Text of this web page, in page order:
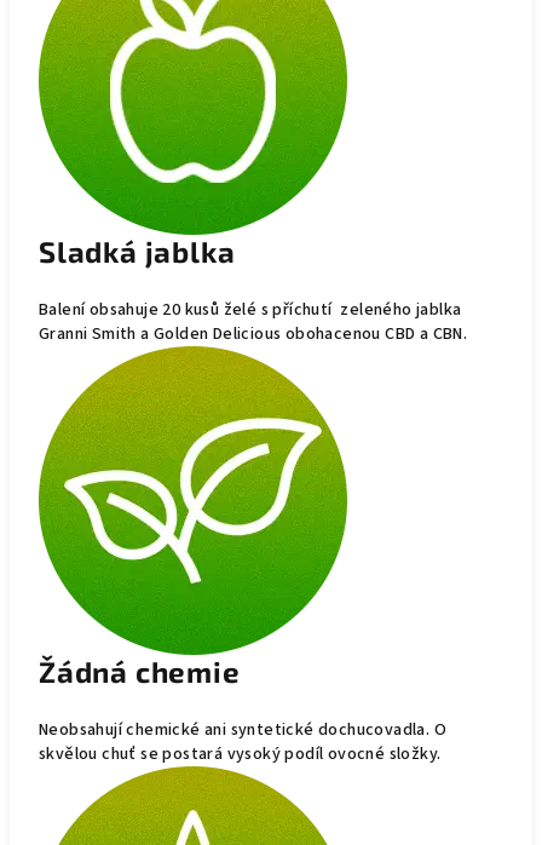
Sladká jablka
Balení obsahuje 20 kusů želé s příchutí zeleného jablka
Granni Smith a Golden Delicious obohacenou CBD a CBN.
Žádná chemie
Neobsahují chemické ani syntetické dochucovadla. O
skvělou chuť se postará vysoký podíl ovocné složky.